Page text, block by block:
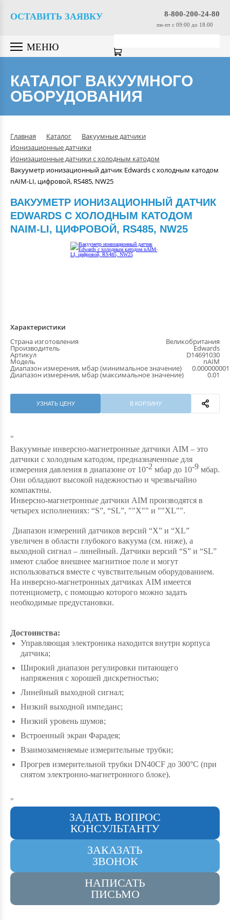
8-800-200-24-80
пн-пт c 09:00 до 18:00
ОСТАВИТЬ ЗАЯВКУ
МЕНЮ
КАТАЛОГ ВАКУУМНОГО
ОБОРУДОВАНИЯ
Главная Каталог
Вакуумные датчики
Ионизационные датчики
Ионизационные датчики с холодным катодом
Вакууметр ионизационный датчик Edwards с холодным катодом
nAIM-LI, цифровой, RS485, NW25
Вакуумные насосы
Вакуумные датчики
Гелиевые течеискатели
Компрессоры
Вакуумные камеры
Промышленные вакуумные
системы
ВАКУУМЕТР ИОНИЗАЦИОННЫЙ ДАТЧИК
EDWARDS С ХОЛОДНЫМ КАТОДОМ
NAIM-LI, ЦИФРОВОЙ, RS485, NW25
Характеристики
Страна изготовления
Великобритания
Производитель Edwards
Артикул D14691030
Модель nAIM
Диапазон измерения, мбар (минимальное значение) 0.000000001
Диапазон измерения, мбар (максимальное значение) 0.01
УЗНАТЬ ЦЕНУ В КОРЗИНУ
"
Вакуумные инверсно-магнетронные датчики AIM – это
датчики с холодным катодом, предназначенные для
измерения давления в диапазоне от 10-2 мбар до 10-9 мбар.
Они обладают высокой надежностью и чрезвычайно
компактны.
Инверсно-магнетронные датчики AIM производятся в
четырех исполнениях: “S”, “SL”, ""X"" и ""XL"".
Диапазон измерений датчиков версий “X” и “XL”
увеличен в области глубокого вакуума (см. ниже), а
выходной сигнал – линейный. Датчики версий “S” и “SL”
имеют слабое внешнее магнитное поле и могут
использоваться вместе с чувствительным оборудованием.
На инверсно-магнетронных датчиках AIM имеется
потенциометр, с помощью которого можно задать
необходимые предустановки.
Достоинства:
Управляющая электроника находится внутри корпуса
датчика;
Широкий диапазон регулировки питающего
напряжения с хорошей дискретностью;
Линейный выходной сигнал;
Низкий выходной импеданс;
Низкий уровень шумов;
Встроенный экран Фарадея;
Взаимозаменяемые измерительные трубки;
Прогрев измерительной трубки DN40CF до 300°С (при
снятом электронно-магнетронного блоке).
"
ЗАДАТЬ ВОПРОС
КОНСУЛЬТАНТУ
ЗАКАЗАТЬ
ЗВОНОК
НАПИСАТЬ
ПИСЬМО